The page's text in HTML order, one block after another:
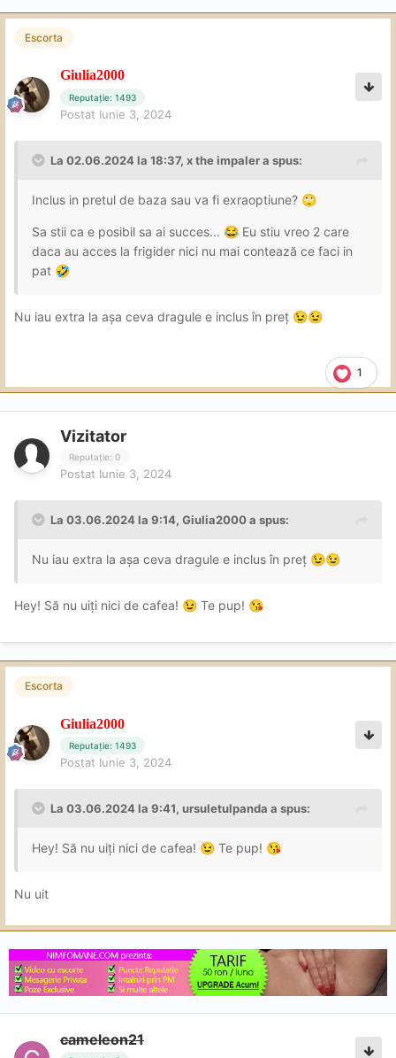
Escorta
Giulia2000
Reputație: 1493
Postat Iunie 3, 2024
La 02.06.2024 la 18:37, x the impalera spus:
Inclus in pretul de baza sau va fi exraoptiune? 🙄
Sa stii ca e posibil sa ai succes... 😂 Eu stiu vreo 2 care
daca au acces la frigider nici nu mai contează ce faci in
pat 🤣
Nu iau extra la așa ceva dragule e inclus în preț 😉😉
1
Vizitator
Reputație: 0
Postat Iunie 3, 2024
La 03.06.2024 la 9:14, Giulia2000a spus:
Nu iau extra la așa ceva dragule e inclus în preț 😉😉
Hey! Să nu uiți nici de cafea! 😉 Te pup! 😘
Escorta
Giulia2000
Reputație: 1493
Postat Iunie 3, 2024
La 03.06.2024 la 9:41, ursuletulpanda a spus:
Hey! Să nu uiți nici de cafea! 😉 Te pup! 😘
Nu uit
cameleon21